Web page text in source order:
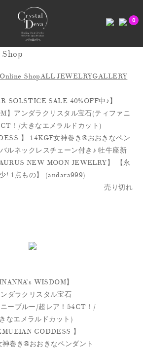
0
ShopALL JEWELRYGALLERY
SOLSTICE SALE 40%OFF中♪】
】アンダラクリスタル宝石(ティファニ
！/大きなエメラルドカット)
】 14KGF女神巻き®おおきなペン
ルネックレスチェーン付き♪ 牡牛座新
NEW MOON JEWELRY】 【永
! 1点もの】 (andara999)
売り切れ
INANNA’s WISDOM】
ダラクリスタル宝石
ーブルー/超レア！54CT！/
なエメラルドカット)
GODDESS 】
神巻き®おおきなペンダント